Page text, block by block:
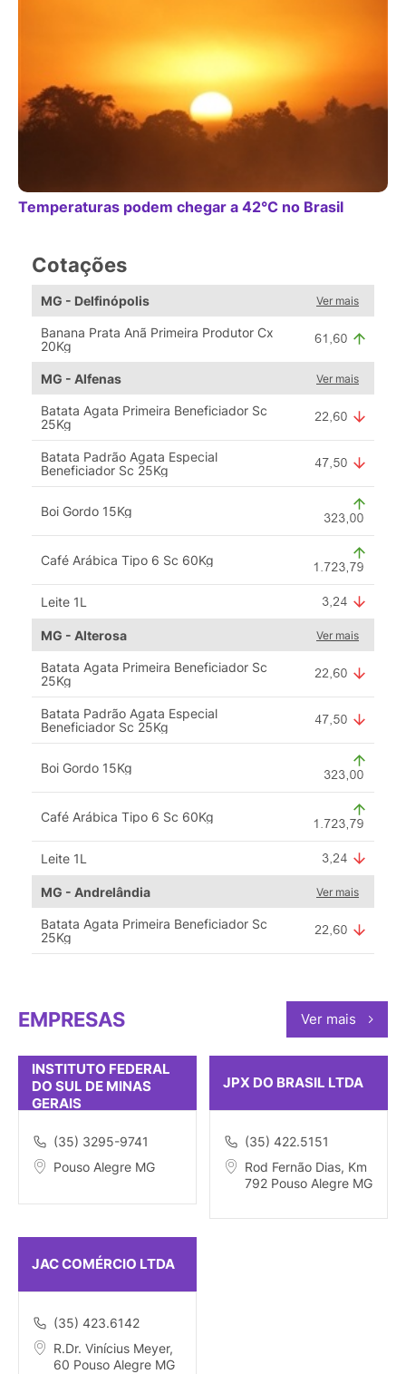
Temperaturas podem chegar a 42°C no Brasil
Cotações
MG - Delfinópolis Ver mais
Banana Prata Anã Primeira Produtor Cx
20Kg
MG - Alfenas Ver mais
Batata Agata Primeira Beneficiador Sc
25Kg
Batata Padrão Agata Especial
Beneficiador Sc 25Kg
Boi Gordo 15Kg
Café Arábica Tipo 6 Sc 60Kg
Leite 1L
MG - Alterosa Ver mais
Batata Agata Primeira Beneficiador Sc
25Kg
Batata Padrão Agata Especial
Beneficiador Sc 25Kg
Boi Gordo 15Kg
Café Arábica Tipo 6 Sc 60Kg
Leite 1L
MG - Andrelândia Ver mais
Batata Agata Primeira Beneficiador Sc
25Kg
EMPRESAS Ver mais
INSTITUTO FEDERAL
DO SUL DE MINAS
GERAIS
(35) 3295-9741
Pouso Alegre MG
JPX DO BRASIL LTDA
(35) 422.5151
Rod Fernão Dias, Km
792 Pouso Alegre MG
JAC COMÉRCIO LTDA
(35) 423.6142
R.Dr. Vinícius Meyer,
60 Pouso Alegre MG